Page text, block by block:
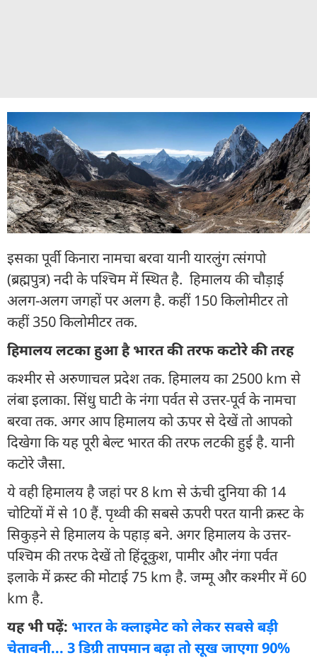
इसका पूर्वी किनारा नामचा बरवा यानी यारलुंग त्संगपो
(ब्रह्मपुत्र) नदी के पश्चिम में स्थित है. हिमालय की चौड़ाई
अलग-अलग जगहों पर अलग है. कहीं 150 किलोमीटर तो
कहीं 350 किलोमीटर तक.
हिमालय लटका हुआ है भारत की तरफ कटोरे की तरह
कश्मीर से अरुणाचल प्रदेश तक. हिमालय का 2500 km से
लंबा इलाका. सिंधु घाटी के नंगा पर्वत से उत्तर-पूर्व के नामचा
बरवा तक. अगर आप हिमालय को ऊपर से देखें तो आपको
दिखेगा कि यह पूरी बेल्ट भारत की तरफ लटकी हुई है. यानी
कटोरे जैसा.
ये वही हिमालय है जहां पर 8 km से ऊंची दुनिया की 14
चोटियों में से 10 हैं. पृथ्वी की सबसे ऊपरी परत यानी क्रस्ट के
सिकुड़ने से हिमालय के पहाड़ बने. अगर हिमालय के उत्तर-
पश्चिम की तरफ देखें तो हिंदूकुश, पामीर और नंगा पर्वत
इलाके में क्रस्ट की मोटाई 75 km है. जम्मू और कश्मीर में 60
km है.
यह भी पढ़ें: भारत के क्लाइमेट को लेकर सबसे बड़ी
चेतावनी... 3 डिग्री तापमान बढ़ा तो सूख जाएगा 90%